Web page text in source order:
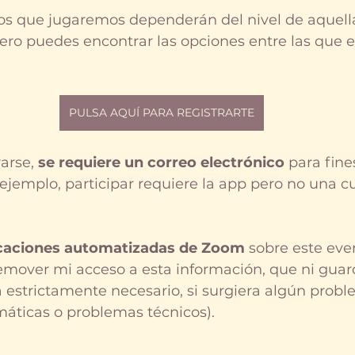
que jugaremos dependerán del nivel de
puedes encontrar las opciones entre las que
PULSA AQUÍ PARA REGISTRARTE
se requiere un correo electrónico para
participar requiere la app pero no una
automatizadas de Zoom sobre este
mi acceso a esta información, que ni
estrictamente necesario, si surgiera algún
o problemas técnicos).